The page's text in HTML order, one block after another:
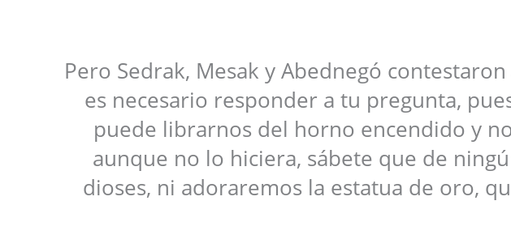
Pero Sedrak, Mesak y Abednegó
es necesario responder a tu pregunta,
puede librarnos del horno encendido y
aunque no lo hiciera, sábete que de
dioses, ni adoraremos la estatua de oro,